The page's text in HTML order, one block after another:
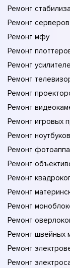
Ремонт
Ремонт серверов
Ремонт мфу
Ремонт
Ремонт
Ремонт
Ремонт
Ремонт
Ремонт игровых
Ремонт ноутбуков
Ремонт
Ремонт
Ремонт
Ремонт
Ремонт
Ремонт
Ремонт швейных
Ремонт
Ремонт